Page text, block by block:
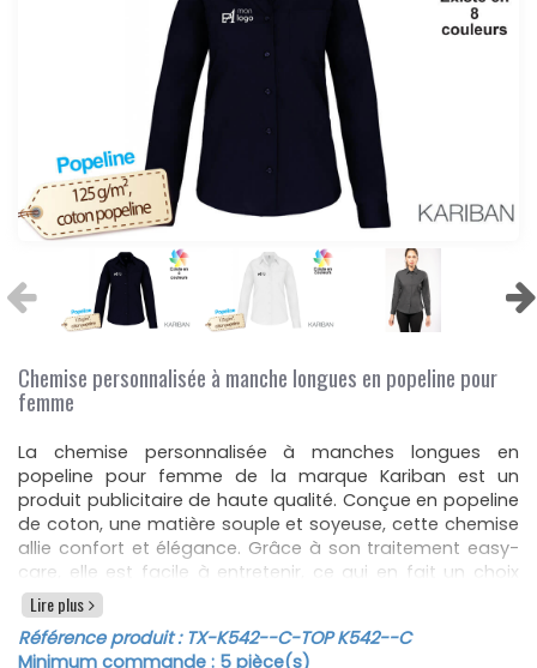
Chemise personnalisée à manche longues en popeline pour
femme
La chemise personnalisée à manches longues en
popeline pour femme de la marque Kariban est un
produit publicitaire de haute qualité. Conçue en popeline
de coton, une matière souple et soyeuse, cette chemise
allie confort et élégance. Grâce à son traitement easy-
care, elle est facile à entretenir, ce qui en fait un choix
pratique pour un usage quotidien ou professionnel.
Cette chemise personnalisable kariban arbore un style
élégant et classique avec des finitions discrètes et
Lire plus
Référence produit : TX-K542--C-TOP K542--C
Minimum commande : 5 pièce(s)